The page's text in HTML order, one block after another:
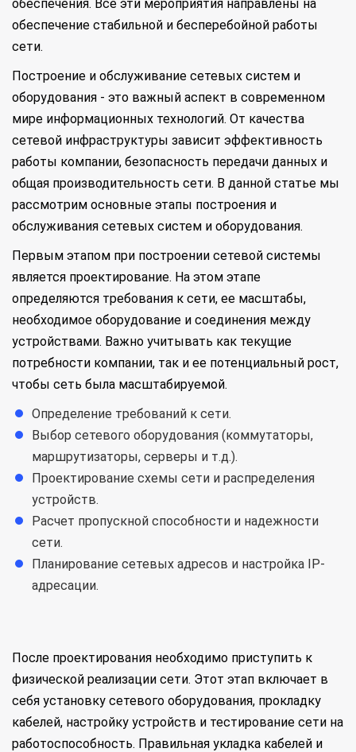
обеспечения. Все эти мероприятия направлены на
обеспечение стабильной и бесперебойной работы
сети.
Построение и обслуживание сетевых систем и
оборудования - это важный аспект в современном
мире информационных технологий. От качества
сетевой инфраструктуры зависит эффективность
работы компании, безопасность передачи данных и
общая производительность сети. В данной статье мы
рассмотрим основные этапы построения и
обслуживания сетевых систем и оборудования.
Первым этапом при построении сетевой системы
является проектирование. На этом этапе
определяются требования к сети, ее масштабы,
необходимое оборудование и соединения между
устройствами. Важно учитывать как текущие
потребности компании, так и ее потенциальный рост,
чтобы сеть была масштабируемой.
Определение требований к сети.
Выбор сетевого оборудования (коммутаторы,
маршрутизаторы, серверы и т.д.).
Проектирование схемы сети и распределения
устройств.
Расчет пропускной способности и надежности
сети.
Планирование сетевых адресов и настройка IP-
адресации.
После проектирования необходимо приступить к
физической реализации сети. Этот этап включает в
себя установку сетевого оборудования, прокладку
кабелей, настройку устройств и тестирование сети на
работоспособность. Правильная укладка кабелей и